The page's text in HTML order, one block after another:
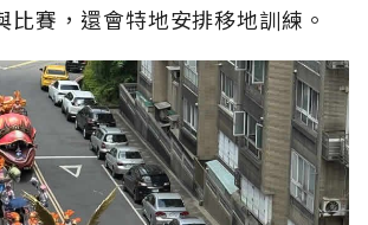
比賽，還會特地安排移地訓練。